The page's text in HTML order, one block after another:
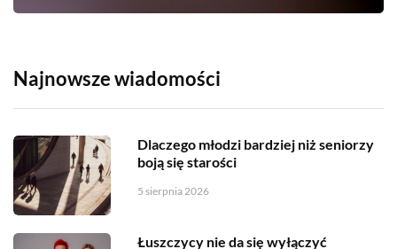
Najnowsze wiadomości
Dlaczego młodzi bardziej niż seniorzy
boją się starości
5 sierpnia 2026
Łuszczycy nie da się wyłączyć